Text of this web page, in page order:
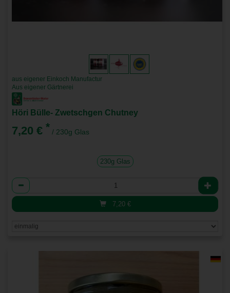
aus eigener Einkoch Manufactur
Aus eigener Gärtnerei
Höri Bülle- Zwetschgen Chutney
7,20 € * / 230g Glas
230g Glas
Anzahl
7,20 €